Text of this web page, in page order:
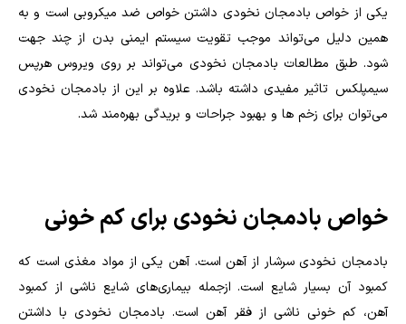
یکی از خواص بادمجان نخودی داشتن خواص ضد میکروبی است و به
همین دلیل می‌تواند موجب تقویت سیستم ایمنی بدن از چند جهت
شود. طبق مطالعات بادمجان نخودی می‌تواند بر روی ویروس هرپس
سیمپلکس تاثیر مفیدی داشته باشد. علاوه بر این از بادمجان نخودی
می‌توان برای زخم ها و بهبود جراحات و بریدگی بهره‌مند شد.
خواص بادمجان نخودی برای کم خونی
بادمجان نخودی سرشار از آهن است. آهن یکی از مواد مغذی است که
کمبود آن بسیار شایع است‌. ازجمله بیماری‌های شایع ناشی از کمبود
آهن، کم خونی ناشی از فقر آهن است. بادمجان نخودی با داشتن